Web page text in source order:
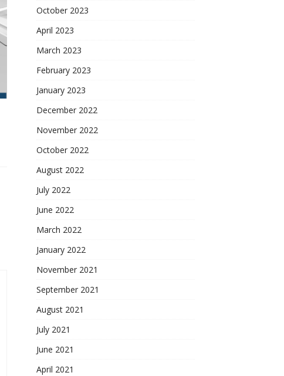
October 2023
April 2023
March 2023
February 2023
January 2023
December 2022
November 2022
October 2022
August 2022
July 2022
June 2022
March 2022
January 2022
November 2021
September 2021
August 2021
July 2021
June 2021
April 2021